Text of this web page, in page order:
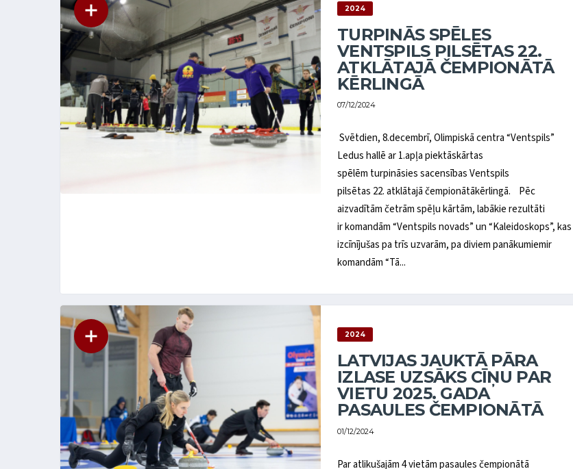
2024
TURPINĀS SPĒLES
VENTSPILS PILSĒTAS 22.
ATKLĀTAJĀ ČEMPIONĀTĀ
KĒRLINGĀ
07/12/2024
Svētdien, 8.decembrī, Olimpiskā centra “Ventspils”
Ledus hallē ar 1.apļa piektāskārtas
spēlēm turpināsies sacensības Ventspils
pilsētas 22. atklātajā čempionātākērlingā. Pēc
aizvadītām četrām spēļu kārtām, labākie rezultāti
ir komandām “Ventspils novads” un “Kaleidoskops”, kas
izcīnījušas pa trīs uzvarām, pa diviem panākumiemir
komandām “Tā...
2024
LATVIJAS JAUKTĀ PĀRA
IZLASE UZSĀKS CĪŅU PAR
VIETU 2025. GADA
PASAULES ČEMPIONĀTĀ
01/12/2024
Par atlikušajām 4 vietām pasaules čempionātā